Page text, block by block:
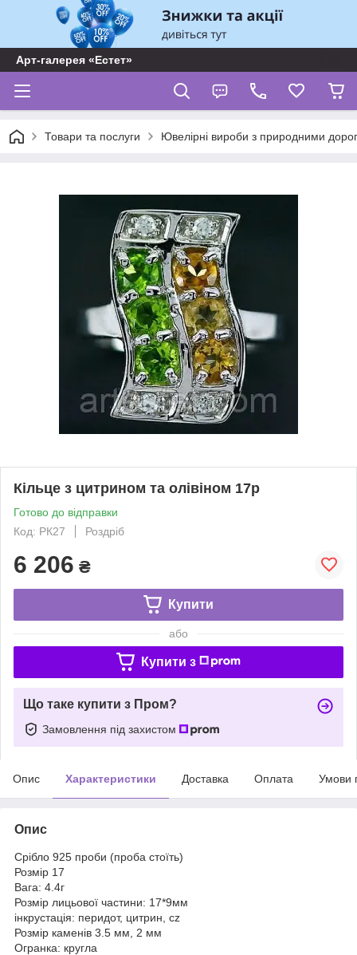
Арт-галерея «Естет»
Товари та послуги Ювелірні вироби з природними
Кільце з цитрином та олівіном 17р
Готово до відправки
Код: РК27
Роздріб
6 206 ₴
Купити
або
Купити з
Що таке купити з Пром?
Замовлення під захистом
Опис Характеристики Доставка Оплата Умови
Опис
Срібло 925 проби (проба стоїть)
Розмір 17
Вага: 4.4г
Розмір лицьової частини: 17*9мм
інкрустація: перидот, цитрин, cz
Розмір каменів 3.5 мм, 2 мм
Огранка: кругла